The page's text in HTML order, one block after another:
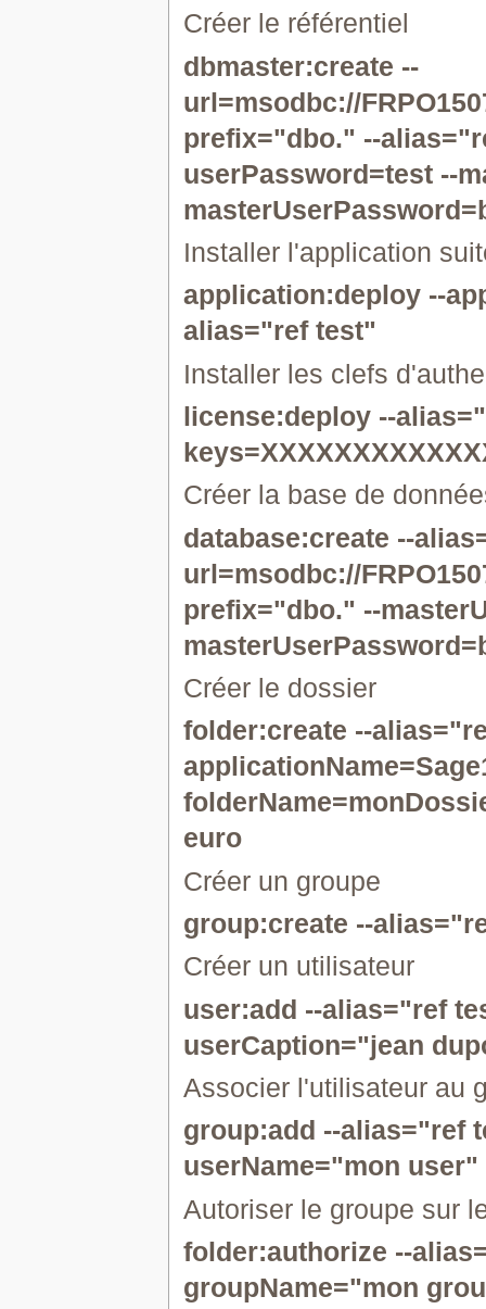
Créer le référentiel
dbmaster:create --
url=msodbc://
prefix="dbo." --
userPassword=test --
Installer l'application
application:deploy --
alias="ref test"
Installer les clefs
license:deploy --
Créer la base de
database:create --
url=msodbc://
prefix="dbo." --
Créer le dossier
folder:create --
euro
Créer un groupe
group:create --
Créer un utilisateur
user:add --alias="ref
userCaption="jean
Associer l'utilisateur au
group:add --alias="ref
userName="mon user"
Autoriser le groupe sur
folder:authorize --
groupName="mon